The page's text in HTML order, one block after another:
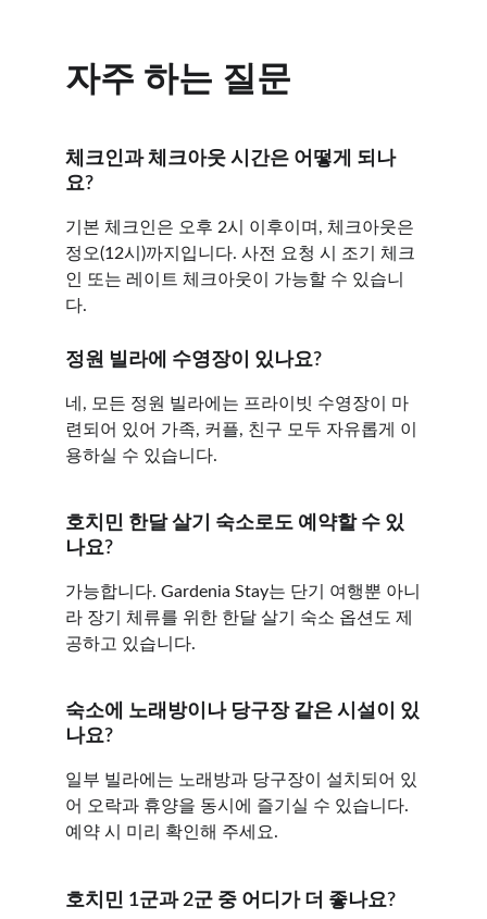
자주 하는 질문
체크인과 체크아웃 시간은 어떻게 되나
요?
기본 체크인은 오후 2시 이후이며, 체크아웃은
정오(12시)까지입니다. 사전 요청 시 조기 체크
인 또는 레이트 체크아웃이 가능할 수 있습니
다.
정원 빌라에 수영장이 있나요?
네, 모든 정원 빌라에는 프라이빗 수영장이 마
련되어 있어 가족, 커플, 친구 모두 자유롭게 이
용하실 수 있습니다.
호치민 한달 살기 숙소로도 예약할 수 있
나요?
가능합니다. Gardenia Stay는 단기 여행뿐 아니
라 장기 체류를 위한 한달 살기 숙소 옵션도 제
공하고 있습니다.
숙소에 노래방이나 당구장 같은 시설이 있
나요?
일부 빌라에는 노래방과 당구장이 설치되어 있
어 오락과 휴양을 동시에 즐기실 수 있습니다.
예약 시 미리 확인해 주세요.
호치민 1군과 2군 중 어디가 더 좋나요?